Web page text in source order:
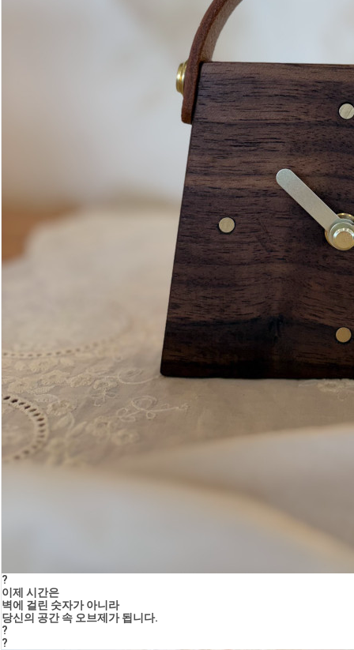
?
이제 시간은
벽에 걸린 숫자가 아니라
당신의 공간 속 오브제가 됩니다.
?
?